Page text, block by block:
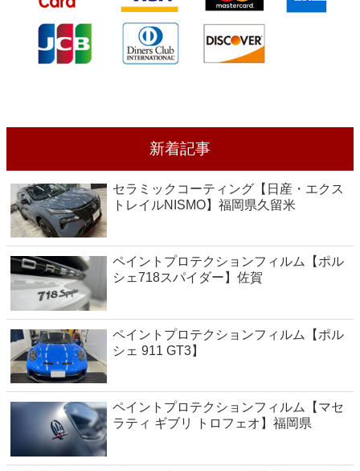
新着記事
セラミックコーティング【日産・エクス
トレイルNISMO】福岡県久留米
ペイントプロテクションフィルム【ポル
シェ718スパイダー】佐賀
ペイントプロテクションフィルム【ポル
シェ 911 GT3】
ペイントプロテクションフィルム【マセ
ラティ ギブリ トロフェオ】福岡県